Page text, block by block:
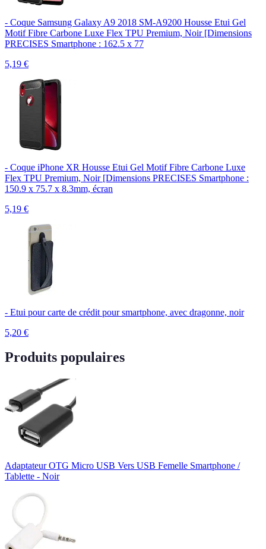
- Coque Samsung Galaxy A9 2018 SM-A9200 Housse Etui Gel
Motif Fibre Carbone Luxe Flex TPU Premium, Noir [Dimensions
PRECISES Smartphone : 162.5 x 77
5,19 €
- Coque iPhone XR Housse Etui Gel Motif Fibre Carbone Luxe
Flex TPU Premium, Noir [Dimensions PRECISES Smartphone :
150.9 x 75.7 x 8.3mm, écran
5,19 €
- Etui pour carte de crédit pour smartphone, avec dragonne, noir
5,20 €
Produits populaires
Adaptateur OTG Micro USB Vers USB Femelle Smartphone /
Tablette - Noir